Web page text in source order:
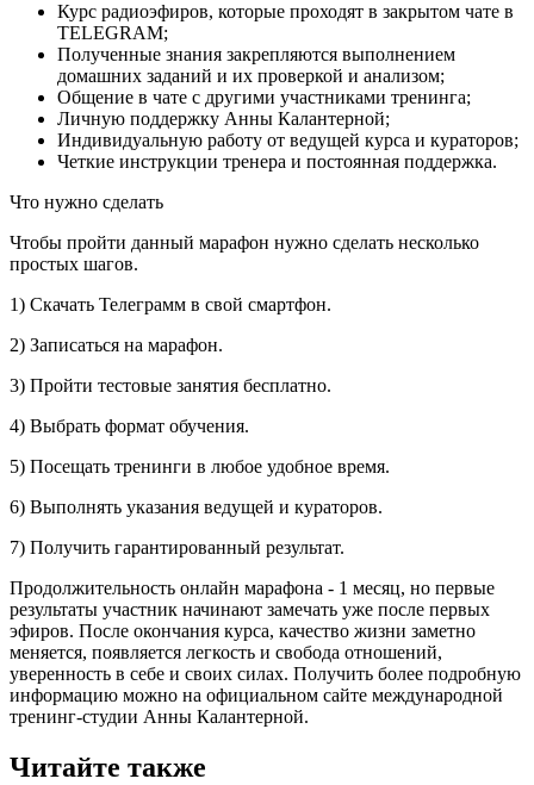
Курс радиоэфиров, которые проходят в закрытом чате в
TELEGRAM;
Полученные знания закрепляются выполнением
домашних заданий и их проверкой и анализом;
Общение в чате с другими участниками тренинга;
Личную поддержку Анны Калантерной;
Индивидуальную работу от ведущей курса и кураторов;
Четкие инструкции тренера и постоянная поддержка.
Что нужно сделать
Чтобы пройти данный марафон нужно сделать несколько
простых шагов.
1) Скачать Телеграмм в свой смартфон.
2) Записаться на марафон.
3) Пройти тестовые занятия бесплатно.
4) Выбрать формат обучения.
5) Посещать тренинги в любое удобное время.
6) Выполнять указания ведущей и кураторов.
7) Получить гарантированный результат.
Продолжительность онлайн марафона - 1 месяц, но первые
результаты участник начинают замечать уже после первых
эфиров. После окончания курса, качество жизни заметно
меняется, появляется легкость и свобода отношений,
уверенность в себе и своих силах. Получить более подробную
информацию можно на официальном сайте международной
тренинг-студии Анны Калантерной.
Читайте также